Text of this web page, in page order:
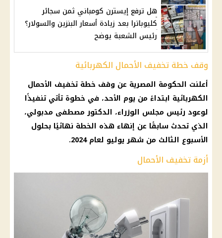
هل ترفع إيسترن كومباني ثمن سجائر
كليوباترا بعد زيادة أسعار البنزين والسولار؟
رئيس الشعبة يوضح
وقف خطة تخفيف الأحمال الكهربائية
أعلنت الحكومة المصرية عن وقف خطة تخفيف الأحمال
الكهربائية ابتداءً من يوم الأحد، في خطوة تأتي تنفيذًا
لوعود رئيس مجلس الوزراء، الدكتور مصطفى مدبولي،
الذي تحدث سابقًا عن إنهاء هذه الخطة نهائيًا بحلول
الأسبوع الثالث من شهر يوليو لعام 2024.
أزمة تخفيف الأحمال